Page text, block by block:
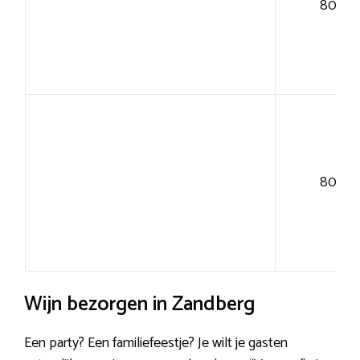
80+
80+
Wijn bezorgen in Zandberg
Een party? Een familiefeestje? Je wilt je gasten